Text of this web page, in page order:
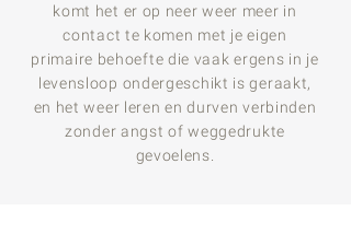
komt het er op neer weer meer in
contact te komen met je eigen
primaire behoefte die vaak ergens in je
levensloop ondergeschikt is geraakt,
en het weer leren en durven verbinden
zonder angst of weggedrukte
gevoelens.